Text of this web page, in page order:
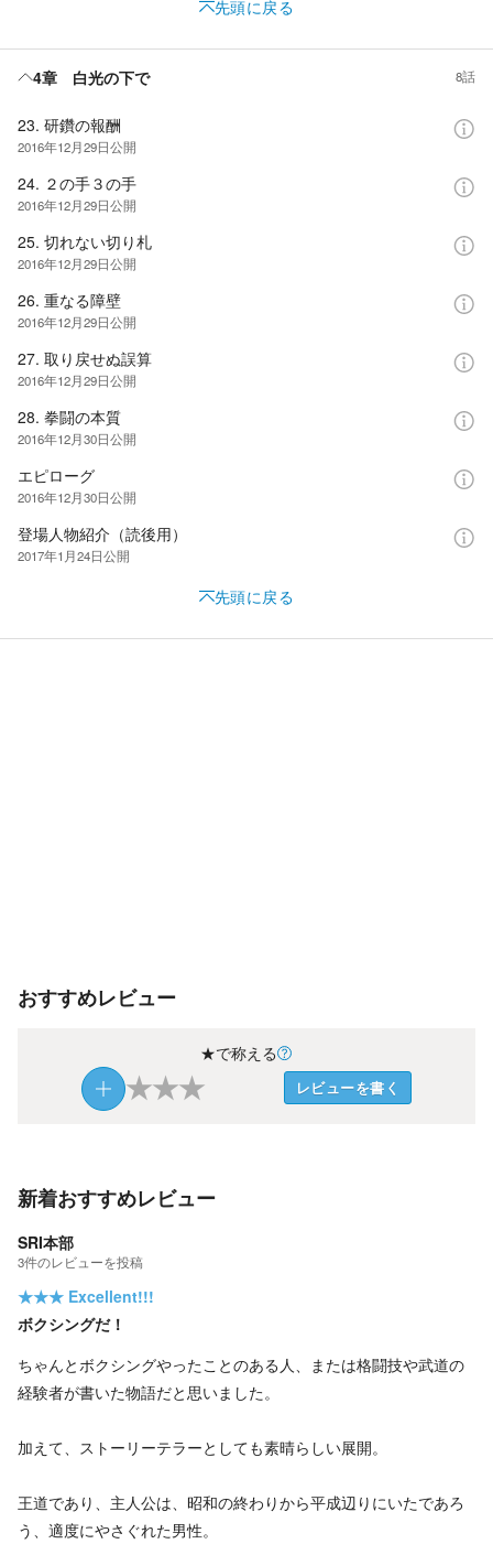
先頭に戻る
4章 白光の下で 8話
23. 研鑽の報酬
2016年12月29日公開
24. ２の手３の手
2016年12月29日公開
25. 切れない切り札
2016年12月29日公開
26. 重なる障壁
2016年12月29日公開
27. 取り戻せぬ誤算
2016年12月29日公開
28. 拳闘の本質
2016年12月30日公開
エピローグ
2016年12月30日公開
登場人物紹介（読後用）
2017年1月24日公開
先頭に戻る
おすすめレビュー
★で称える
★★★ レビューを書く
新着おすすめレビュー
SRI本部
3件のレビューを投稿
★★★ Excellent!!!
ボクシングだ！
ちゃんとボクシングやったことのある人、または格闘技や武道の
経験者が書いた物語だと思いました。
加えて、ストーリーテラーとしても素晴らしい展開。
王道であり、主人公は、昭和の終わりから平成辺りにいたであろ
う、適度にやさぐれた男性。